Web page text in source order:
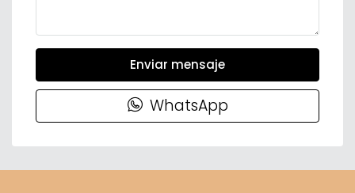
Enviar mensaje
WhatsApp